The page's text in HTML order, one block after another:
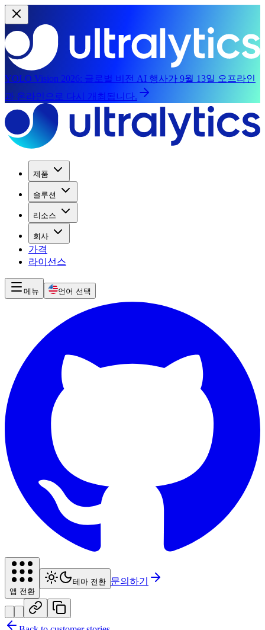
YOLO Vision 2026: 글로벌 비전 AI 행사가 9월 13일 오프라인
과 온라인으로 다시 개최됩니다.
제품
솔루션
리소스
회사
가격
라이선스
메뉴 언어 선택
앱 전환
테마 전환 문의하기